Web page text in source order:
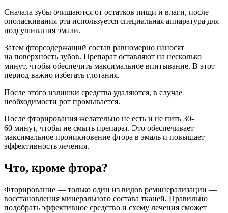
Сначала зубы очищаются от остатков пищи и влаги, после
ополаскивания рта используется специальная аппаратура для
подсушивания эмали.
Затем фторсодержащий состав равномерно наносят
на поверхность зубов. Препарат оставляют на несколько
минут, чтобы обеспечить максимальное впитывание. В этот
период важно избегать глотания.
После этого излишки средства удаляются, в случае
необходимости рот промывается.
После фторирования желательно не есть и не пить 30-
60 минут, чтобы не смыть препарат. Это обеспечивает
максимальное проникновение фтора в эмаль и повышает
эффективность лечения.
​Что, кроме фтора?
Фторирование — только один из видов реминерализации —
восстановления минерального состава тканей. Правильно
подобрать эффективное средство и схему лечения сможет